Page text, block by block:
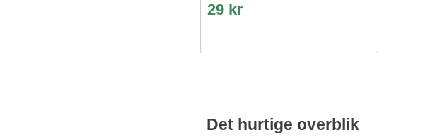
29 kr
Det hurtige overblik